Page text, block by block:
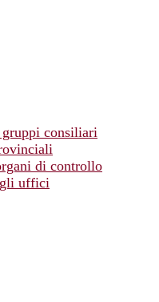
consiliari
di controllo
uffici